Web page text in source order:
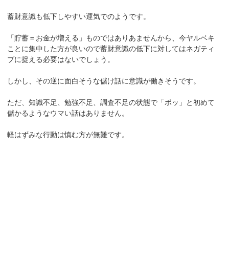
蓄財意識も低下しやすい運気でのようです。
「貯蓄＝お金が増える」ものではありあませんから、今ヤルベキ
ことに集中した方が良いので蓄財意識の低下に対してはネガティ
ブに捉える必要はないでしょう。
しかし、その逆に面白そうな儲け話に意識が働きそうです。
ただ、知識不足、勉強不足、調査不足の状態で「ポッ」と初めて
儲かるようなウマい話はありません。
軽はずみな行動は慎む方が無難です。